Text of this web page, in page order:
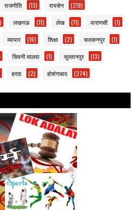
राजनीति (13) रायसेन (219)
लखनऊ (11) लेख (11) वाराणसी (1)
व्यापार (16) शिक्षा (2) सलकनपुर (1)
सिवनी मालवा (1) सुल्तानपुर (13)
हरदा (2) होशंगाबाद (274)